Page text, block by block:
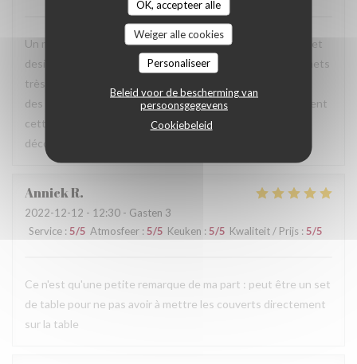
OK, accepteer alle
Weiger alle cookies
Personaliseer
Beleid voor de bescherming van
persoonsgegevens
Cookiebeleid
Un merveilleux moment, dans un bel écrin à la fois douillet et
design. un accueil chaleureux avec des échanges sur les mets
très agréables tout au long du repas, quand à l'association
des plats et des vins a été parfaite. Je recommande vivement
cette adresse qui a été pour ma femme et moi une belle
découverte.
AnnickR
2022-12-12 - 12:30 - Gasten 3
Service : 5/5 Atmosfeer : 5/5 Keuken : 5/5 Kwaliteit / Prijs : 5/5
Ce n'est qu'une petite remarque de ma part : peut être un set
de table pour ne pas avoir à mettre les couverts directement
sur la table